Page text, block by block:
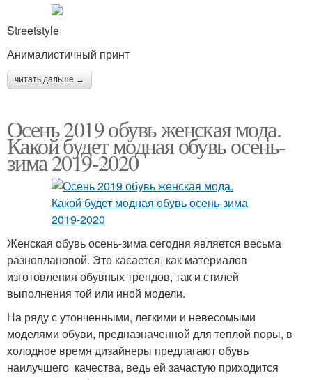
Streetstyle
Анималистичный принт
читать дальше →
Осень 2019 обувь женская мода.
Какой будет модная обувь осень-
зима 2019-2020
Женская обувь осень-зима сегодня является весьма
разноплановой. Это касается, как материалов
изготовления обувных трендов, так и стилей
выполнения той или иной модели.
На ряду с утонченными, легкими и невесомыми
моделями обуви, предназначенной для теплой поры, в
холодное время дизайнеры предлагают обувь
наилучшего качества, ведь ей зачастую приходится